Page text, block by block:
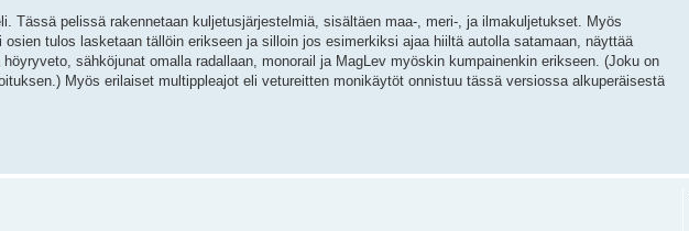
Tässä pelissä rakennetaan kuljetusjärjestelmiä, sisältäen maa-, meri-, ja ilmakuljetukset. Myös
tulos lasketaan tällöin erikseen ja silloin jos esimerkiksi ajaa hiiltä autolla satamaan, näyttää
sähköjunat omalla radallaan, monorail ja MagLev myöskin kumpainenkin erikseen. (Joku on
Myös erilaiset multippleajot eli vetureitten monikäytöt onnistuu tässä versiossa alkuperäisestä